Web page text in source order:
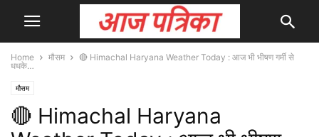
Home मौसम
🔴 Himachal Haryana Weather Today : आज भी भीषण गर्मी से
धधके…
मौसम
🔴 Himachal Haryana